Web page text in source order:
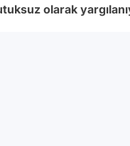
olarak